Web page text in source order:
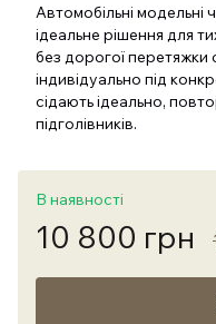
Автомобільні модельні
ідеальне рішення для
без дорогої перетяжки
індивідуально під
сідають ідеально,
підголівників.
В наявності
10 800 грн